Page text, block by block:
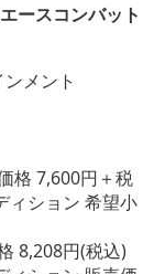
ースコンバット
メント
格 7,600円＋税
ション 希望小
円(税込)